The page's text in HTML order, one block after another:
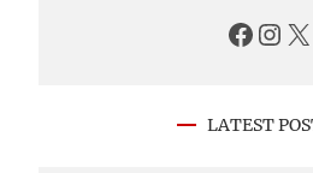
Facebook Instagram X
LATEST